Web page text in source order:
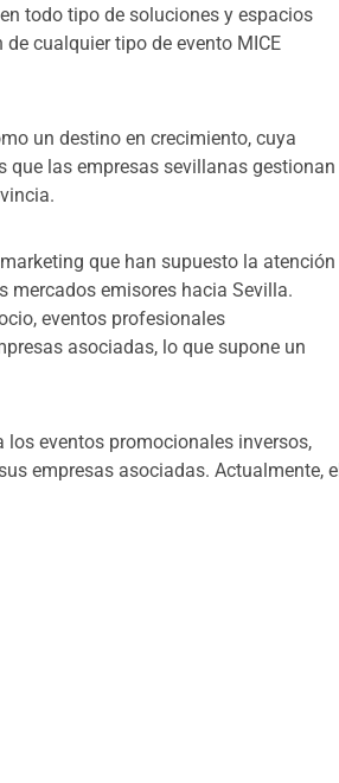
todo tipo de soluciones y espacios
cualquier tipo de evento MICE
un destino en crecimiento, cuya
que las empresas sevillanas gestionan
que han supuesto la atención
mercados emisores hacia Sevilla.
eventos profesionales
asociadas, lo que supone un
eventos promocionales inversos,
empresas asociadas. Actualmente, el